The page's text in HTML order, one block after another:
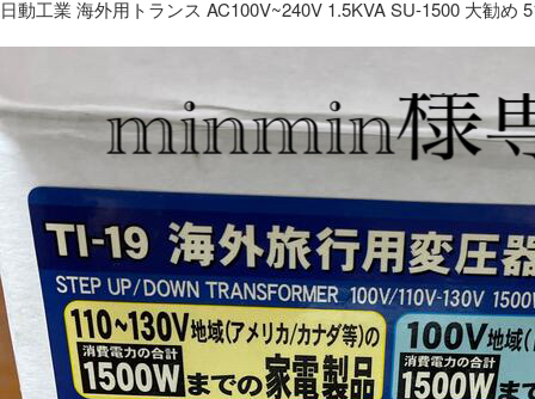
日動工業 海外用トランス AC100V~240V 1.5KVA SU-1500 大勧め